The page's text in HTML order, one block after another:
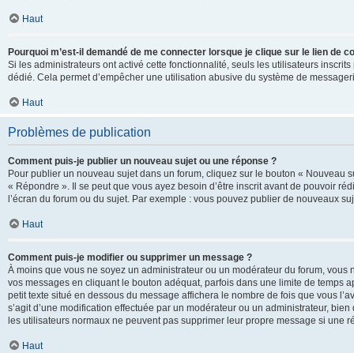
Haut
Pourquoi m’est-il demandé de me connecter lorsque je clique sur le lien de
Si les administrateurs ont activé cette fonctionnalité, seuls les utilisateurs
dédié. Cela permet d’empêcher une utilisation abusive du système de
Haut
Problèmes de publication
Comment puis-je publier un nouveau sujet ou une réponse ?
Pour publier un nouveau sujet dans un forum, cliquez sur le bouton «
« Répondre ». Il se peut que vous ayez besoin d’être inscrit avant de pouvoir
l’écran du forum ou du sujet. Par exemple : vous pouvez publier de nouveaux
Haut
Comment puis-je modifier ou supprimer un message ?
À moins que vous ne soyez un administrateur ou un modérateur du forum,
vos messages en cliquant le bouton adéquat, parfois dans une limite de temps
petit texte situé en dessous du message affichera le nombre de fois que vous
s’agit d’une modification effectuée par un modérateur ou un administrateur,
les utilisateurs normaux ne peuvent pas supprimer leur propre message si une
Haut